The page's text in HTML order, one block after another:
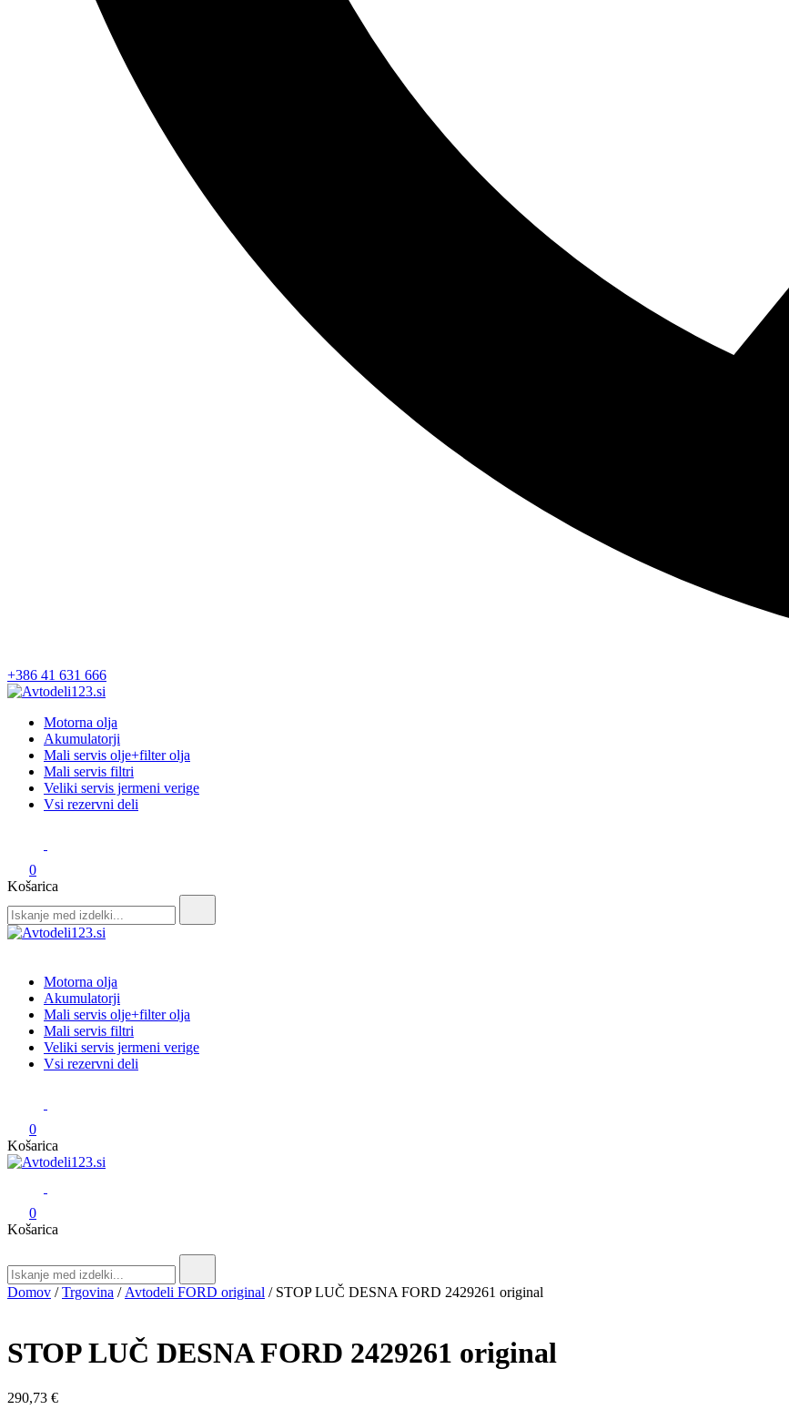
+386 41 631 666
Avtodeli123.si
Prodaja rezervnih avtodelov
Motorna olja
Akumulatorji
Mali servis olje+filter olja
Mali servis filtri
Veliki servis jermeni verige
Vsi rezervni deli
0
Košarica
for:
Motorna olja
Akumulatorji
Mali servis olje+filter olja
Mali servis filtri
Veliki servis jermeni verige
Vsi rezervni deli
0
Košarica
Avtodeli123.si
Prodaja rezervnih avtodelov
0
Košarica
for:
Domov /Trgovina / Avtodeli FORD original / STOP LUČ DESNA FORD 2429261 original
STOP LUČ DESNA FORD 2429261 original
290,73 €